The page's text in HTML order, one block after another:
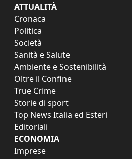
ATTUALITÀ
Cronaca
Politica
Società
Sanità e Salute
Ambiente e Sostenibilità
Oltre il Confine
True Crime
Storie di sport
Top News Italia ed Esteri
Editoriali
ECONOMIA
Imprese